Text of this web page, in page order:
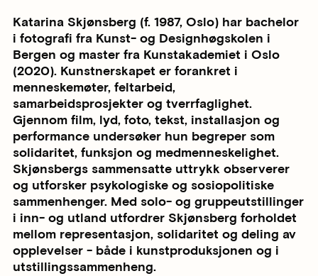
Katarina Skjønsberg (f. 1987, Oslo) har bachelor
i fotografi fra Kunst- og Designhøgskolen i
Bergen og master fra Kunstakademiet i Oslo
(2020). Kunstnerskapet er forankret i
menneskemøter, feltarbeid,
samarbeidsprosjekter og tverrfaglighet.
Gjennom film, lyd, foto, tekst, installasjon og
performance undersøker hun begreper som
solidaritet, funksjon og medmenneskelighet.
Skjønsbergs sammensatte uttrykk observerer
og utforsker psykologiske og sosiopolitiske
sammenhenger. Med solo- og gruppeutstillinger
i inn- og utland utfordrer Skjønsberg forholdet
mellom representasjon, solidaritet og deling av
opplevelser - både i kunstproduksjonen og i
utstillingssammenheng.